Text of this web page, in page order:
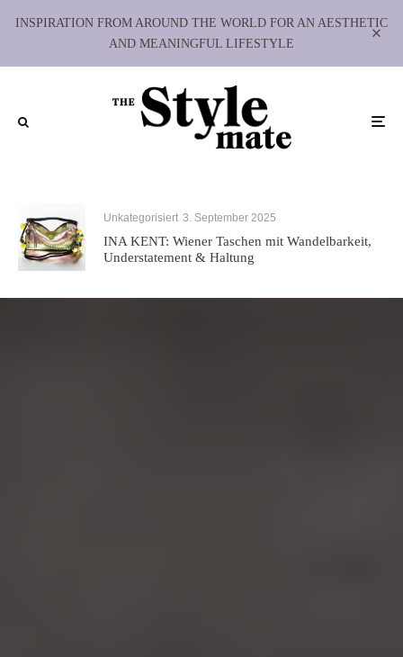
INSPIRATION FROM AROUND THE WORLD FOR AN AESTHETIC
AND MEANINGFUL LIFESTYLE
Unkategorisiert 3. September 2025
INA KENT: Wiener Taschen mit Wandelbarkeit,
Understatement & Haltung